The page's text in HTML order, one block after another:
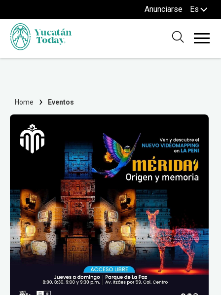
Anunciarse Es
Home Eventos